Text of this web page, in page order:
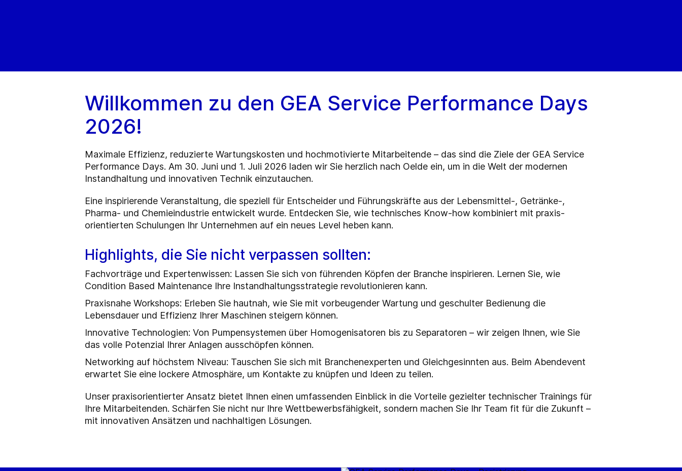
Willkommen zu den GEA Service Performance Days
2026!
Maximale Effizienz, reduzierte Wartungskosten und hochmotivierte Mitarbeitende – das sind die Ziele der GEA Service
Performance Days. Am 30. Juni und 1. Juli 2026 laden wir Sie herzlich nach Oelde ein, um in die Welt der modernen
Instandhaltung und innovativen Technik einzutauchen.
Eine inspirierende Veranstaltung, die speziell für Entscheider und Führungskräfte aus der Lebensmittel-, Getränke-,
Pharma- und Chemieindustrie entwickelt wurde. Entdecken Sie, wie technisches Know-how kombiniert mit praxis-
orientierten Schulungen Ihr Unternehmen auf ein neues Level heben kann.
Highlights, die Sie nicht verpassen sollten:
Fachvorträge und Expertenwissen: Lassen Sie sich von führenden Köpfen der Branche inspirieren. Lernen Sie, wie
Condition Based Maintenance Ihre Instandhaltungsstrategie revolutionieren kann.
Praxisnahe Workshops: Erleben Sie hautnah, wie Sie mit vorbeugender Wartung und geschulter Bedienung die
Lebensdauer und Effizienz Ihrer Maschinen steigern können.
Innovative Technologien: Von Pumpensystemen über Homogenisatoren bis zu Separatoren – wir zeigen Ihnen, wie Sie
das volle Potenzial Ihrer Anlagen ausschöpfen können.
Networking auf höchstem Niveau: Tauschen Sie sich mit Branchenexperten und Gleichgesinnten aus. Beim Abendevent
erwartet Sie eine lockere Atmosphäre, um Kontakte zu knüpfen und Ideen zu teilen.
Unser praxisorientierter Ansatz bietet Ihnen einen umfassenden Einblick in die Vorteile gezielter technischer Trainings für
Ihre Mitarbeitenden. Schärfen Sie nicht nur Ihre Wettbewerbsfähigkeit, sondern machen Sie Ihr Team fit für die Zukunft –
mit innovativen Ansätzen und nachhaltigen Lösungen.